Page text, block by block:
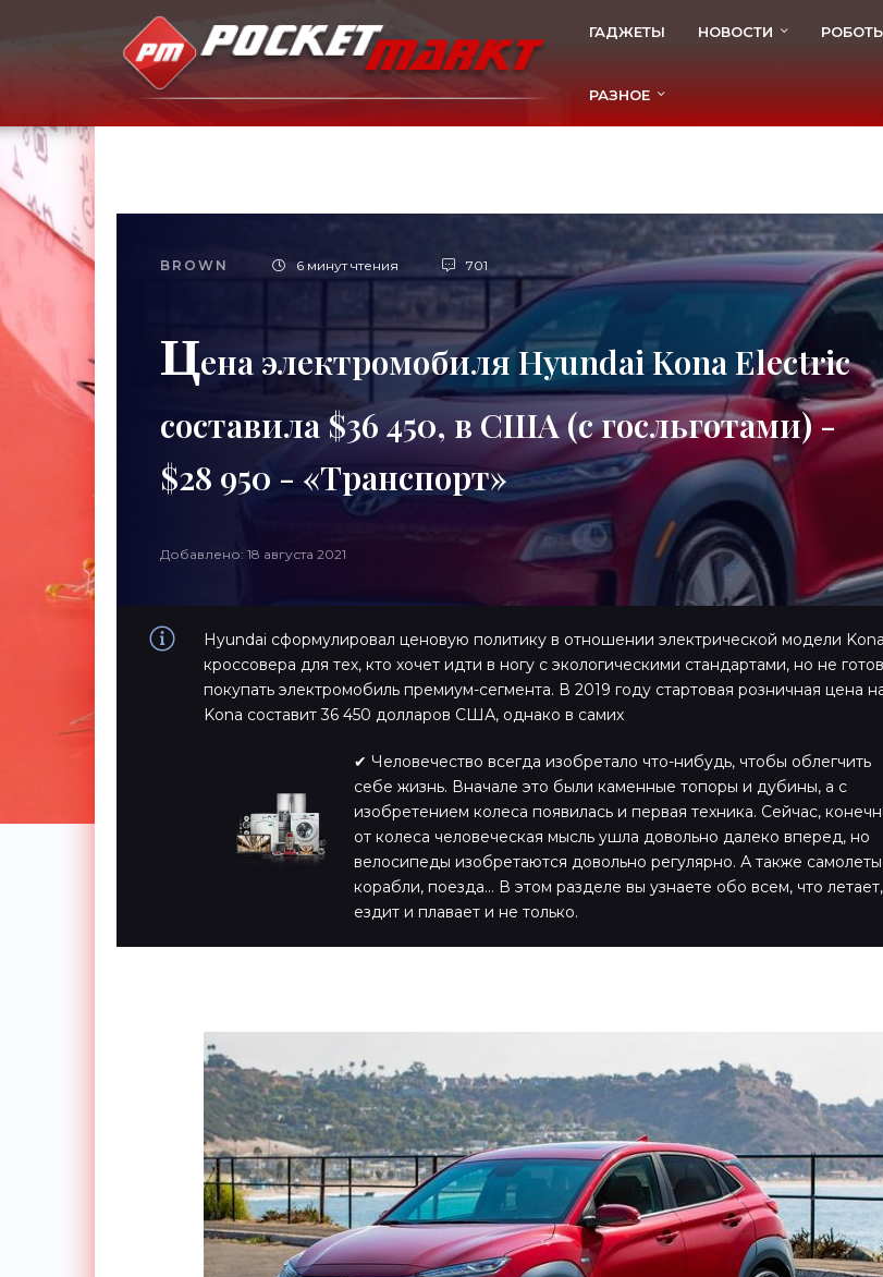
ГАДЖЕТЫ НОВОСТИ
РАЗНОЕ
BROWN 6 минут чтения 701
Цена электромобиля Hyundai Kona Electric
составила $36 450, в США (с госльготами) -
$28 950 - «Транспорт»
Добавлено: 18 августа 2021
Hyundai сформулировал ценовую политику в отношении электрической модели
кроссовера для тех, кто хочет идти в ногу с экологическими стандартами, но не готов
покупать электромобиль премиум-сегмента. В 2019 году стартовая розничная цена
Kona составит 36 450 долларов США, однако в самих
✔ Человечество всегда изобретало что-нибудь, чтобы облегчить
себе жизнь. Вначале это были каменные топоры и дубины, а с
изобретением колеса появилась и первая техника. Сейчас,
от колеса человеческая мысль ушла довольно далеко вперед, но
велосипеды изобретаются довольно регулярно. А также
корабли, поезда… В этом разделе вы узнаете обо всем, что летает,
ездит и плавает и не только.